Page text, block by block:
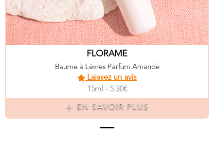
FLORAME
Baume à Lèvres Parfum Amande
Laissez un avis
15ml - 5.30€
EN SAVOIR PLUS